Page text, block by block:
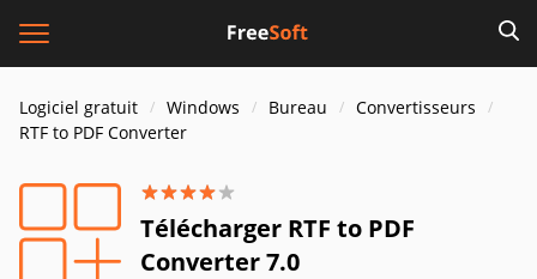
Logiciel gratuit Windows Bureau
Convertisseurs
RTF to PDF Converter
Télécharger RTF to PDF
Converter 7.0